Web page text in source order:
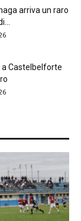
arriva un raro
a Castelbelforte